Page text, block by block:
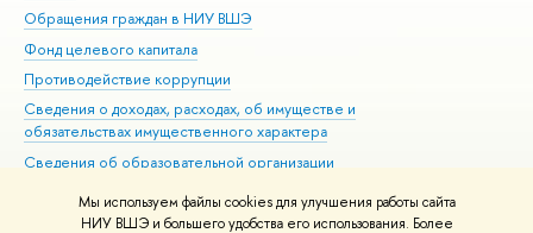
Мы используем файлы cookies для улучшения работы сайта
НИУ ВШЭ и большего удобства его использования. Более
Обращения граждан в НИУ ВШЭ
Фонд целевого капитала
Противодействие коррупции
Сведения о доходах, расходах, об имуществе и
обязательствах имущественного характера
Сведения об образовательной организации
Людям с ограниченными возможностями здоровья
Единая платежная страница